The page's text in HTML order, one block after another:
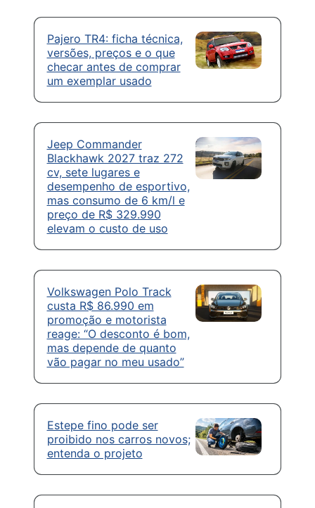
Pajero TR4: ficha técnica,
versões, preços e o que
checar antes de comprar
um exemplar usado
Jeep Commander
Blackhawk 2027 traz 272
cv, sete lugares e
desempenho de esportivo,
mas consumo de 6 km/l e
preço de R$ 329.990
elevam o custo de uso
Volkswagen Polo Track
custa R$ 86.990 em
promoção e motorista
reage: “O desconto é bom,
mas depende de quanto
vão pagar no meu usado”
Estepe fino pode ser
proibido nos carros novos;
entenda o projeto